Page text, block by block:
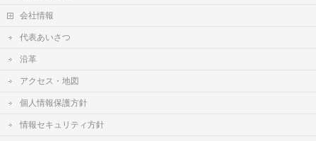
会社情報
代表あいさつ
沿革
アクセス・地図
個人情報保護方針
情報セキュリティ方針